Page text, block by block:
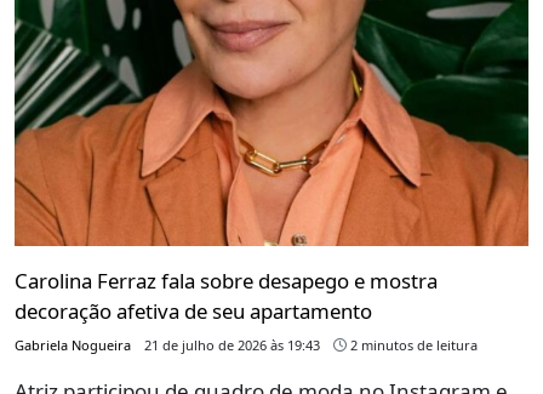
Carolina Ferraz fala sobre desapego e mostra
decoração afetiva de seu apartamento
Gabriela Nogueira 21 de julho de 2026 às 19:43 2 minutos de leitura